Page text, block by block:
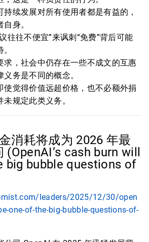
持续发展对所有使用者都是有益的，
身。
往往不便宜”来讽刺“免费”背后可能
求，社会中仍存在一些不成文的互惠
务是不同的概念。
使觉得价值远超价格，也不必额外捐
规定此类义务。
消耗将成为 2026 年最
cash burn will
big bubble questions of
leaders/2025/12/30/open
one-of-the-big-bubble-questions-of-